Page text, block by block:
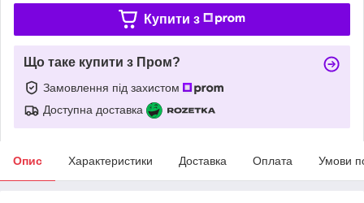
Купити з
Що таке купити з Пром?
Замовлення під захистом
Доступна доставка
Опис Характеристики Доставка Оплата Умови